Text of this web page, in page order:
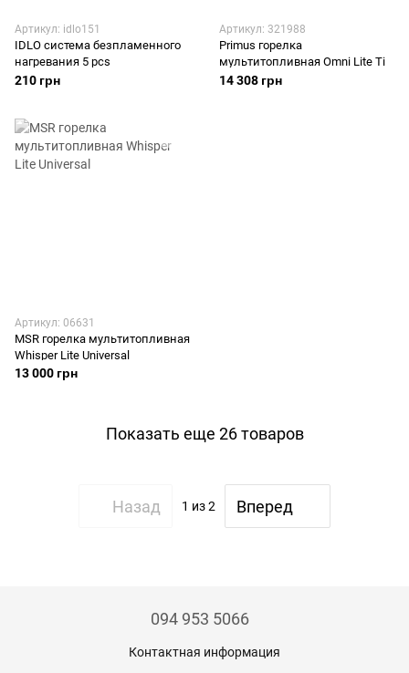
Артикул: idlo151
IDLO система безпламенного
нагревания 5 pcs
210 грн
Артикул: 321988
Primus горелка
мультитопливная Omni Lite Ti
14 308 грн
Артикул: 06631
MSR горелка мультитопливная
Whisper Lite Universal
13 000 грн
Показать еще 26 товаров
Назад 1 из 2 Вперед
094 953 5066
Контактная информация